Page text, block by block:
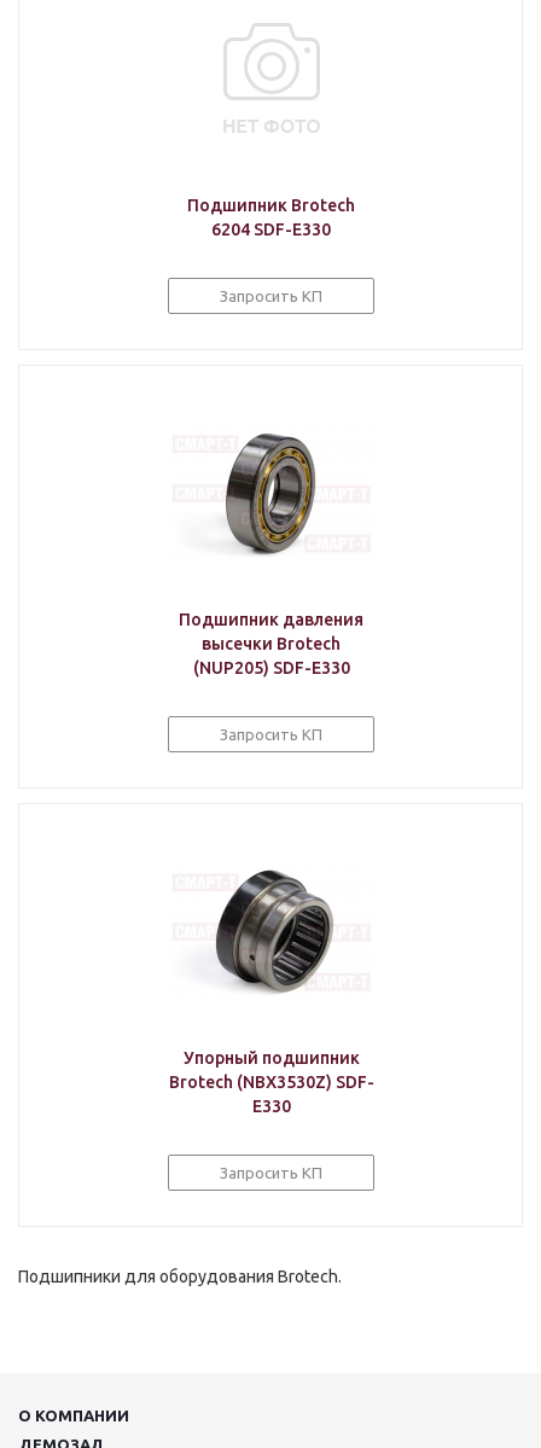
Подшипник Brotech
6204 SDF-E330
Запросить КП
Подшипник давления
высечки Brotech
(NUP205) SDF-E330
Запросить КП
Упорный подшипник
Brotech (NBX3530Z) SDF-
E330
Запросить КП
Подшипники для оборудования Brotech.
О КОМПАНИИ
ДЕМОЗАЛ